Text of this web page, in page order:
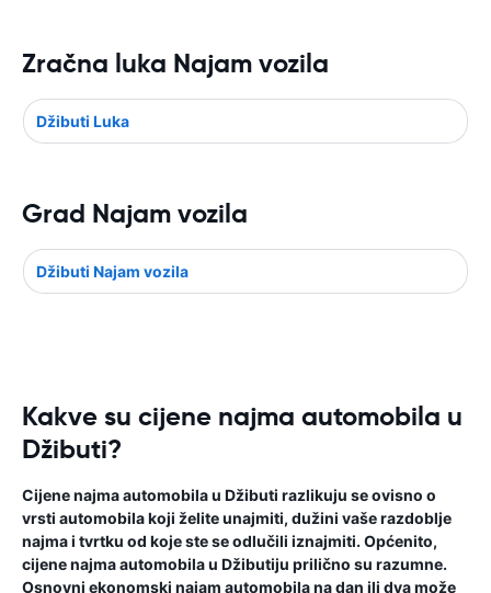
Zračna luka Najam vozila
Džibuti Luka
Grad Najam vozila
Džibuti Najam vozila
Kakve su cijene najma automobila u
Džibuti?
Cijene najma automobila u Džibuti razlikuju se ovisno o
vrsti automobila koji želite unajmiti, dužini vaše razdoblje
najma i tvrtku od koje ste se odlučili iznajmiti. Općenito,
cijene najma automobila u Džibutiju prilično su razumne.
Osnovni ekonomski najam automobila na dan ili dva može